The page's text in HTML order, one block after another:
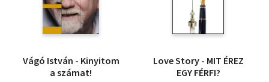
Vágó István - Kinyitom
a számat!
Love Story - MIT ÉREZ
EGY FÉRFI?